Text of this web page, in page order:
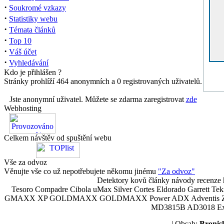
· Soukromé vzkazy
· Statistiky webu
· Témata článků
· Top 10
· Váš účet
· Vyhledávání
Kdo je přihlášen ?
Stránky prohlíží 464 anonymních a 0 registrovaných uživatelů.
Jste anonymní uživatel. Můžete se zdarma zaregistrovat zde
Webhosting
Celkem návštěv od spuštění webu
Vše za odvoz
Věnujte vše co už nepotřebujete někomu jinému "Za odvoz"
Detektory kovů články návody
Tesoro Compadre Cibola uMax Silver Cortes Eldorado Garrett
GMAXX XP GOLDMAXX GOLDMAXX Power ADX Adventis
MD3815B AD3018